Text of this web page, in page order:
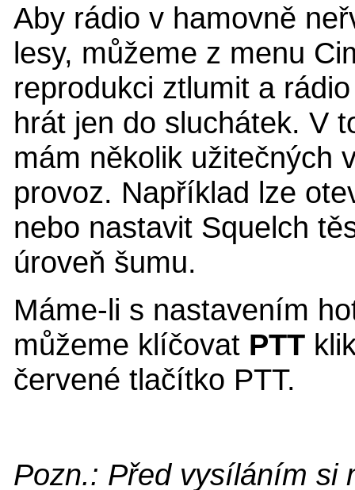
Aby rádio v hamovně
lesy, můžeme z menu
reprodukci ztlumit a
hrát jen do sluchátek. V
mám několik užitečných
provoz. Například lze
nebo nastavit Squelch
úroveň šumu.
Máme-li s nastavením
můžeme klíčovat PTT
červené tlačítko PTT.
Pozn.: Před vysíláním si